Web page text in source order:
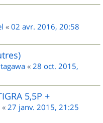
« 02 avr. 2016, 20:58
« 28 oct. 2015,
5,5P +
« 27 janv. 2015, 21:25